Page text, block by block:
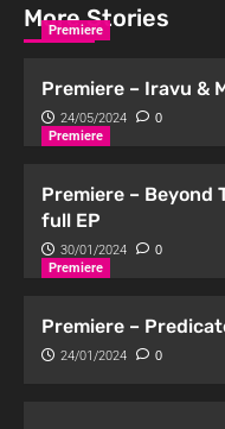
More Stories
Premiere
Premiere – Iravu &
24/05/2024 0
Premiere
Premiere – Beyond
full EP
30/01/2024 0
Premiere
Premiere –
24/01/2024 0